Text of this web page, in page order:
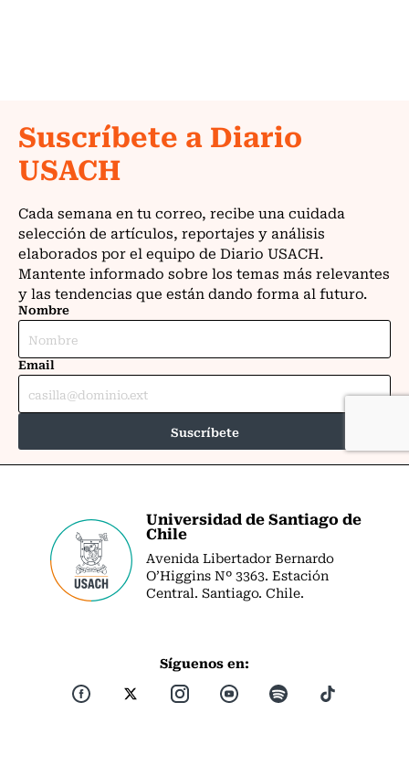
Universidad de Santiago de
Chile
Avenida Libertador Bernardo
O’Higgins Nº 3363. Estación
Central. Santiago. Chile.
Síguenos en: